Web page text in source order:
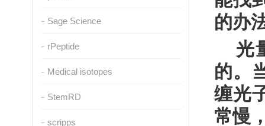
Sage Science
rPeptide
Medical isotopes
StemRD
scripps
的办
光
的。
缠光
常慢